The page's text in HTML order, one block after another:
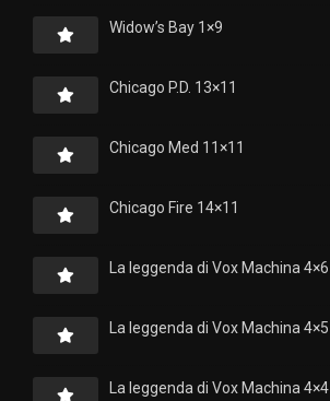
Widow’s Bay 1×9
Chicago P.D. 13×11
Chicago Med 11×11
Chicago Fire 14×11
La leggenda di Vox Machina 4×6
La leggenda di Vox Machina 4×5
La leggenda di Vox Machina 4×4